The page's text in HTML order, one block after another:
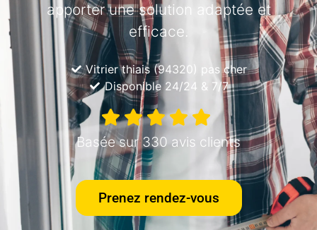
apporter une solution adaptée et
efficace.
Vitrier thiais (94320) pas cher
Disponible 24/24 & 7/7
Basée sur 330 avis clients
Prenez rendez-vous